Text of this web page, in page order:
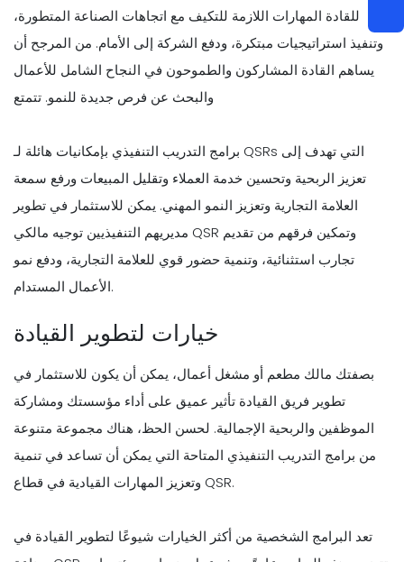
للقادة المهارات اللازمة للتكيف مع اتجاهات الصناعة المتطورة،
وتنفيذ استراتيجيات مبتكرة، ودفع الشركة إلى الأمام. من المرجح أن
يساهم القادة المشاركون والطموحون في النجاح الشامل للأعمال
والبحث عن فرص جديدة للنمو. تتمتع
برامج التدريب التنفيذي بإمكانيات هائلة لـ QSRs التي تهدف إلى
تعزيز الربحية وتحسين خدمة العملاء وتقليل المبيعات ورفع سمعة
العلامة التجارية وتعزيز النمو المهني. يمكن للاستثمار في تطوير
مديريهم التنفيذيين توجيه مالكي QSR وتمكين فرقهم من تقديم
تجارب استثنائية، وتنمية حضور قوي للعلامة التجارية، ودفع نمو
الأعمال المستدام.
خيارات لتطوير القيادة
بصفتك مالك مطعم أو مشغل أعمال، يمكن أن يكون للاستثمار في
تطوير فريق القيادة تأثير عميق على أداء مؤسستك ومشاركة
الموظفين والربحية الإجمالية. لحسن الحظ، هناك مجموعة متنوعة
من برامج التدريب التنفيذي المتاحة التي يمكن أن تساعد في تنمية
وتعزيز المهارات القيادية في قطاع QSR.
تعد البرامج الشخصية من أكثر الخيارات شيوعًا لتطوير القيادة في